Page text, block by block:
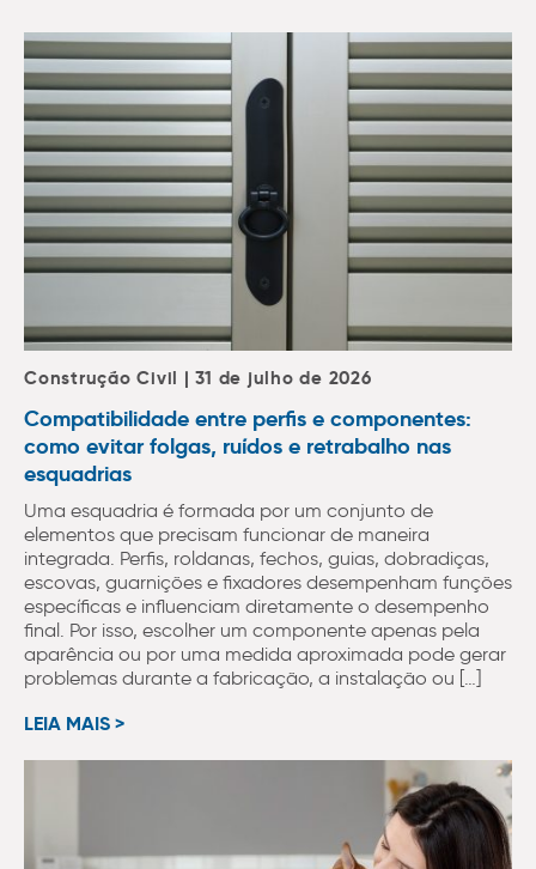
Construção Civil | 31 de julho de 2026
Compatibilidade entre perfis e componentes:
como evitar folgas, ruídos e retrabalho nas
esquadrias
Uma esquadria é formada por um conjunto de
elementos que precisam funcionar de maneira
integrada. Perfis, roldanas, fechos, guias, dobradiças,
escovas, guarnições e fixadores desempenham funções
específicas e influenciam diretamente o desempenho
final. Por isso, escolher um componente apenas pela
aparência ou por uma medida aproximada pode gerar
problemas durante a fabricação, a instalação ou […]
LEIA MAIS >